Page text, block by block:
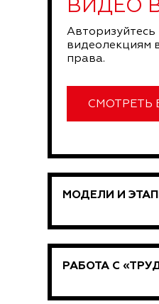
ВИДЕО
Авторизуйтесь
видеолекциям
права.
СМОТРЕТЬ
МОДЕЛИ И
РАБОТА С